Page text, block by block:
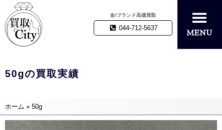
金/ブランド高価買取
044-712-5637
50gの買取実績
ホーム » 50g